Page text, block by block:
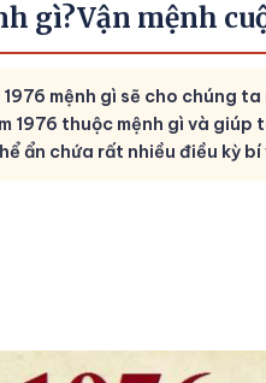
gì?Vận mệnh
mệnh gì sẽ cho chúng
1976 thuộc mệnh gì và
ẩn chứa rất nhiều điều kỳ